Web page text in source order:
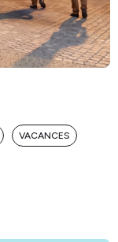
VACANCES